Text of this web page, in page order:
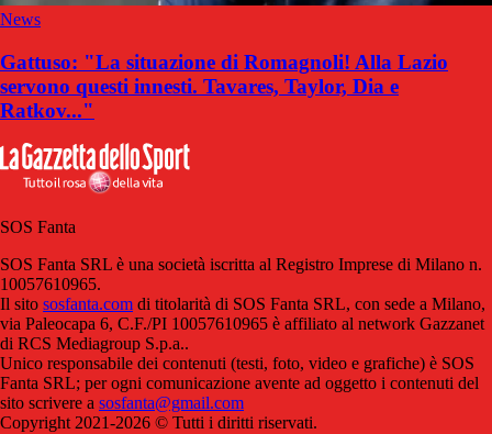
News
Gattuso: "La situazione di Romagnoli! Alla Lazio
servono questi innesti. Tavares, Taylor, Dia e
Ratkov..."
SOS Fanta
SOS Fanta SRL è una società iscritta al Registro Imprese di Milano n.
10057610965.
Il sito sosfanta.com di titolarità di SOS Fanta SRL, con sede a Milano,
via Paleocapa 6, C.F./PI 10057610965 è affiliato al network Gazzanet
di RCS Mediagroup S.p.a..
Unico responsabile dei contenuti (testi, foto, video e grafiche) è SOS
Fanta SRL; per ogni comunicazione avente ad oggetto i contenuti del
sito scrivere a sosfanta@gmail.com
Copyright 2021-2026 © Tutti i diritti riservati.